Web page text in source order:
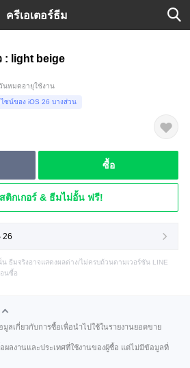
ครีเอเตอร์ธีม
: light beige
นหมดอายุใช้งาน
ไซน์ของ iOS 26 บางส่วน
ซื้อ
ติกเกอร์ & ธีมไม่อั้น ฟรี!
26
ธีมจริงอาจแสดงผลต่าง/ไม่ครบถ้วนตามเวอร์ชัน LINE
นซื้อ
มูลเกี่ยวกับการซื้อเพื่อนำไปใช้ในรายงานยอดขาย
ผลงานและประเทศที่ใช้งานของผู้ซื้อ แต่ไม่มีข้อมูลที่